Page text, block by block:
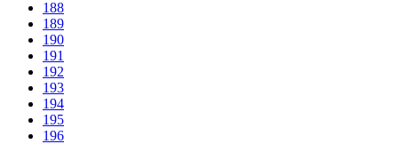
188
189
190
191
192
193
194
195
196